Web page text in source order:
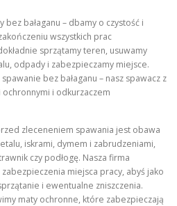
bez bałaganu – dbamy o czystość i
wszystkich prac
sprzątamy teren, usuwamy
odpady i zabezpieczamy miejsce.
bez bałaganu – nasz spawacz z
i odkurzaczem
zleceneniem spawania jest obawa
iskrami, dymem i zabrudzeniami,
czy podłogę. Nasza firma
miejsca pracy, abyś jako
i ewentualne zniszczenia.
maty ochronne, które zabezpieczają